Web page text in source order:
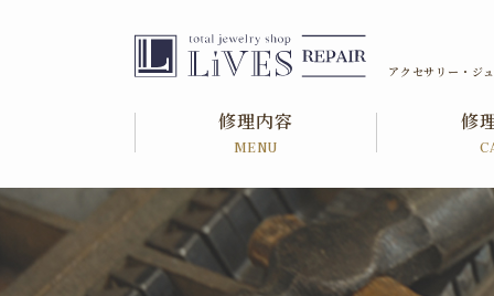
アクセサリー・ジ
修理内容
MENU
修